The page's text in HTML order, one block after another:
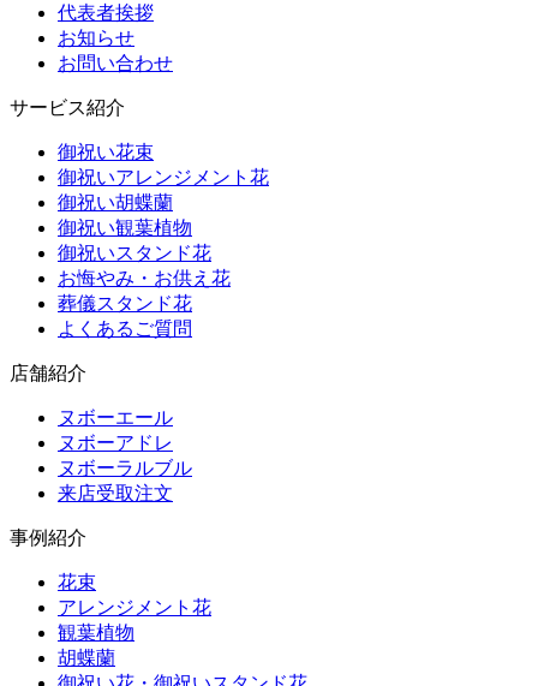
代表者挨拶
お知らせ
お問い合わせ
サービス紹介
御祝い花束
御祝いアレンジメント花
御祝い胡蝶蘭
御祝い観葉植物
御祝いスタンド花
お悔やみ・お供え花
葬儀スタンド花
よくあるご質問
店舗紹介
ヌボーエール
ヌボーアドレ
ヌボーラルブル
来店受取注文
事例紹介
花束
アレンジメント花
観葉植物
胡蝶蘭